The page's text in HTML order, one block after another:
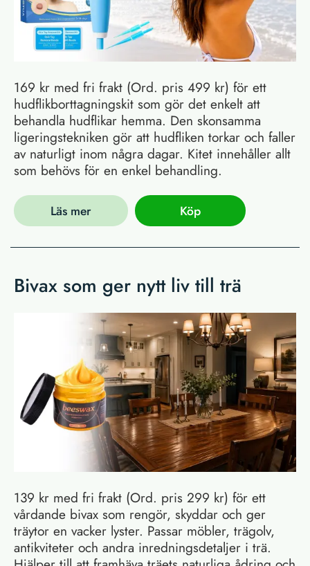
169 kr med fri frakt (Ord. pris 499 kr) för ett
hudflikborttagningskit som gör det enkelt att
behandla hudflikar hemma. Den skonsamma
ligeringstekniken gör att hudfliken torkar och faller
av naturligt inom några dagar. Kitet innehåller allt
som behövs för en enkel behandling.
Läs mer Köp
Bivax som ger nytt liv till trä
139 kr med fri frakt (Ord. pris 299 kr) för ett
vårdande bivax som rengör, skyddar och ger
träytor en vacker lyster. Passar möbler, trägolv,
antikviteter och andra inredningsdetaljer i trä.